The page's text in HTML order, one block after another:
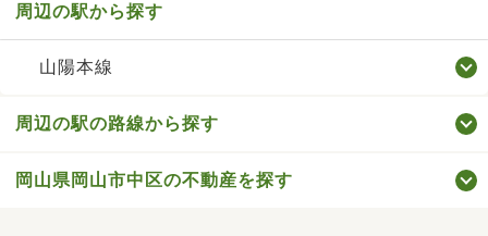
周辺の駅から探す
山陽本線
周辺の駅の路線から探す
岡山県岡山市中区の不動産を探す